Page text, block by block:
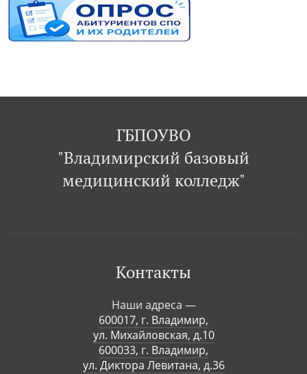
ГБПОУВО
"Владимирский базовый
медицинский колледж"
Контакты
Наши адреса —
600017, г. Владимир,
ул. Михайловская, д.10
600033, г. Владимир,
ул. Диктора Левитана, д.36